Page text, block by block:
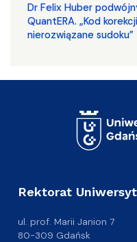
Dr Felix Huber
QuantERA. „Kod
nierozwiązane sudoku”
Rektorat
ul. prof. Marii Janion 7
80-309 Gdańsk